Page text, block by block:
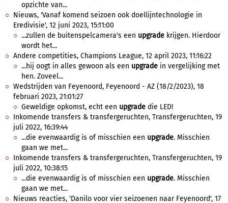
opzichte van...
Nieuws, 'Vanaf komend seizoen ook doellijntechnologie in
Eredivisie', 12 juni 2023, 15:11:00
...zullen de buitenspelcamera's een upgrade krijgen. Hierdoor
wordt het...
Andere competities, Champions League, 12 april 2023, 11:16:22
...hij oogt in alles gewoon als een upgrade in vergelijking met
hen. Zoveel...
Wedstrijden van Feyenoord, Feyenoord - AZ (18/2/2023), 18
februari 2023, 21:01:27
Geweldige opkomst, echt een upgrade die LED!
Inkomende transfers & transfergeruchten, Transfergeruchten, 19
juli 2022, 16:39:44
...die evenwaardig is of misschien een upgrade. Misschien
gaan we met...
Inkomende transfers & transfergeruchten, Transfergeruchten, 19
juli 2022, 10:38:15
...die evenwaardig is of misschien een upgrade. Misschien
gaan we met...
Nieuws reacties, 'Danilo voor vier seizoenen naar Feyenoord', 17